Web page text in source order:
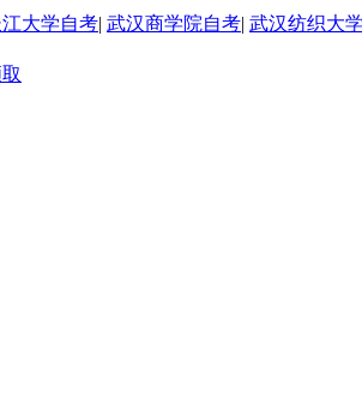
大学自考| 武汉商学院自考| 武汉纺织大